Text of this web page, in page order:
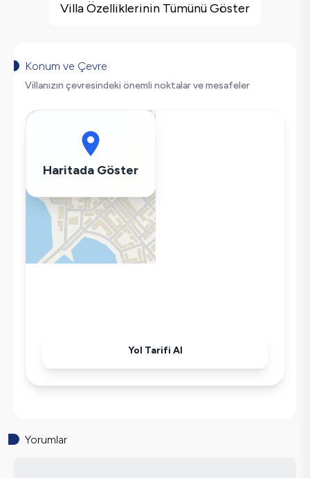
Çocuk Oyun Alanı
Barbekü
Korunaklı Havuz
Saç Kurutma Makinası
Buzdolabı
Klima
Wifi / İnternet
Tost Makinesi
Villa Özelliklerinin Tümünü Göster
Konum ve Çevre
Villanızın çevresindeki önemli noktalar ve mesafeler
Haritada Göster
Yol Tarifi Al
Yorumlar